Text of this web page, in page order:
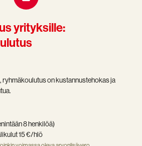
yrityksille:
ryhmäkoulutus on kustannustehokas ja
8 henkilöä)
15 €/hlö